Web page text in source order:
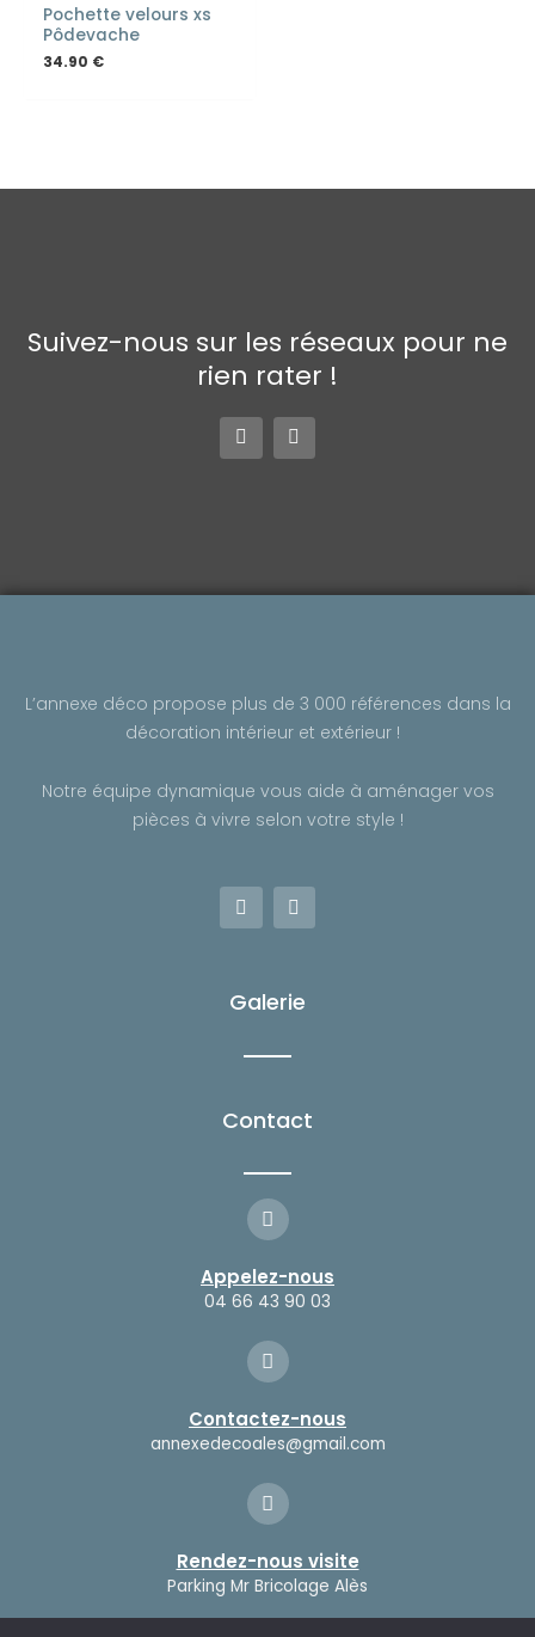
Pochette velours xs
Pôdevache
34.90 €
Suivez-nous sur les réseaux pour ne
rien rater !
F
a
c
f
I
n
s
L’annexe déco propose plus de 3 000 références dans la
décoration intérieur et extérieur !
Notre équipe dynamique vous aide à aménager vos
pièces à vivre selon votre style !
F
a
c
o
o
f
I
n
s
r
Galerie
Contact
Appelez-nous
04 66 43 90 03
Contactez-nous
annexedecoales@gmail.com
Rendez-nous visite
Parking Mr Bricolage Alès